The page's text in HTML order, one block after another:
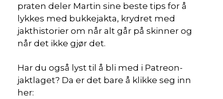
praten deler Martin sine beste tips for å
lykkes med bukkejakta, krydret med
jakthistorier om når alt går på skinner og
når det ikke gjør det.
Har du også lyst til å bli med i Patreon-
jaktlaget? Da er det bare å klikke seg inn
her: